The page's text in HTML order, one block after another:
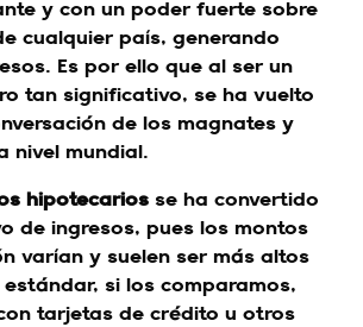
y con un poder fuerte sobre
cualquier país, generando
Es por ello que al ser un
tan significativo, se ha vuelto
de los magnates y
nivel mundial.
hipotecarios se ha convertido
de ingresos, pues los montos
varían y suelen ser más altos
si los comparamos,
tarjetas de crédito u otros